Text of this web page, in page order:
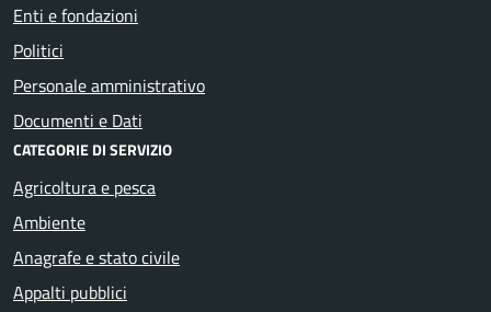
Enti e fondazioni
Politici
Personale amministrativo
Documenti e Dati
CATEGORIE DI SERVIZIO
Agricoltura e pesca
Ambiente
Anagrafe e stato civile
Appalti pubblici